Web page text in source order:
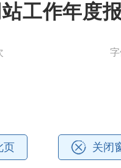
工作年度报
页 关闭